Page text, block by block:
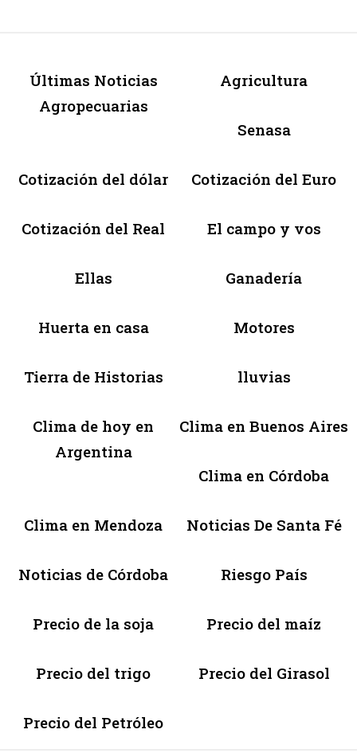
Últimas Noticias
Agropecuarias
Agricultura
Senasa
Cotización del dólar Cotización del Euro
Cotización del Real El campo y vos
Ellas Ganadería
Huerta en casa Motores
Tierra de Historias lluvias
Clima de hoy en
Argentina
Clima en Buenos Aires
Clima en Córdoba
Clima en Mendoza Noticias De Santa Fé
Noticias de Córdoba Riesgo País
Precio de la soja Precio del maíz
Precio del trigo Precio del Girasol
Precio del Petróleo